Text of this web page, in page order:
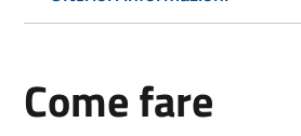
Come fare